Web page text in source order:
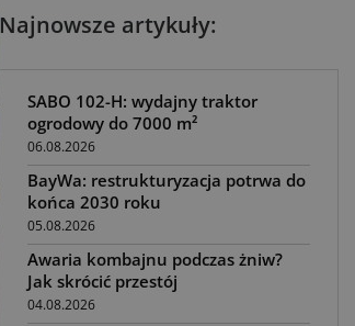
Najnowsze artykuły:
SABO 102-H: wydajny traktor
ogrodowy do 7000 m²
06.08.2026
BayWa: restrukturyzacja potrwa do
końca 2030 roku
05.08.2026
Awaria kombajnu podczas żniw?
Jak skrócić przestój
04.08.2026